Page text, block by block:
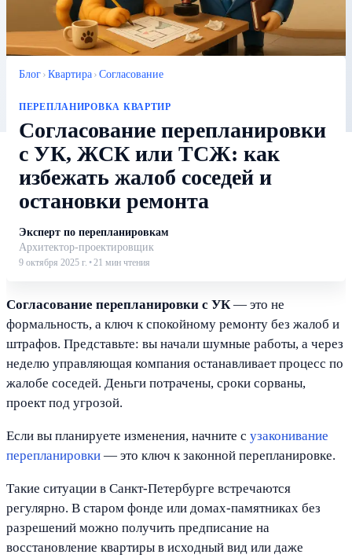
Блог › Квартира › Согласование
ПЕРЕПЛАНИРОВКА КВАРТИР
Согласование перепланировки
с УК, ЖСК или ТСЖ: как
избежать жалоб соседей и
остановки ремонта
Эксперт по перепланировкам
Архитектор-проектировщик
9 октября 2025 г. • 21 мин чтения
Согласование перепланировки с УК — это не
формальность, а ключ к спокойному ремонту без жалоб и
штрафов. Представьте: вы начали шумные работы, а через
неделю управляющая компания останавливает процесс по
жалобе соседей. Деньги потрачены, сроки сорваны,
проект под угрозой.
Если вы планируете изменения, начните с узаконивание
перепланировки — это ключ к законной перепланировке.
Такие ситуации в Санкт-Петербурге встречаются
регулярно. В старом фонде или домах-памятниках без
разрешений можно получить предписание на
восстановление квартиры в исходный вид или даже